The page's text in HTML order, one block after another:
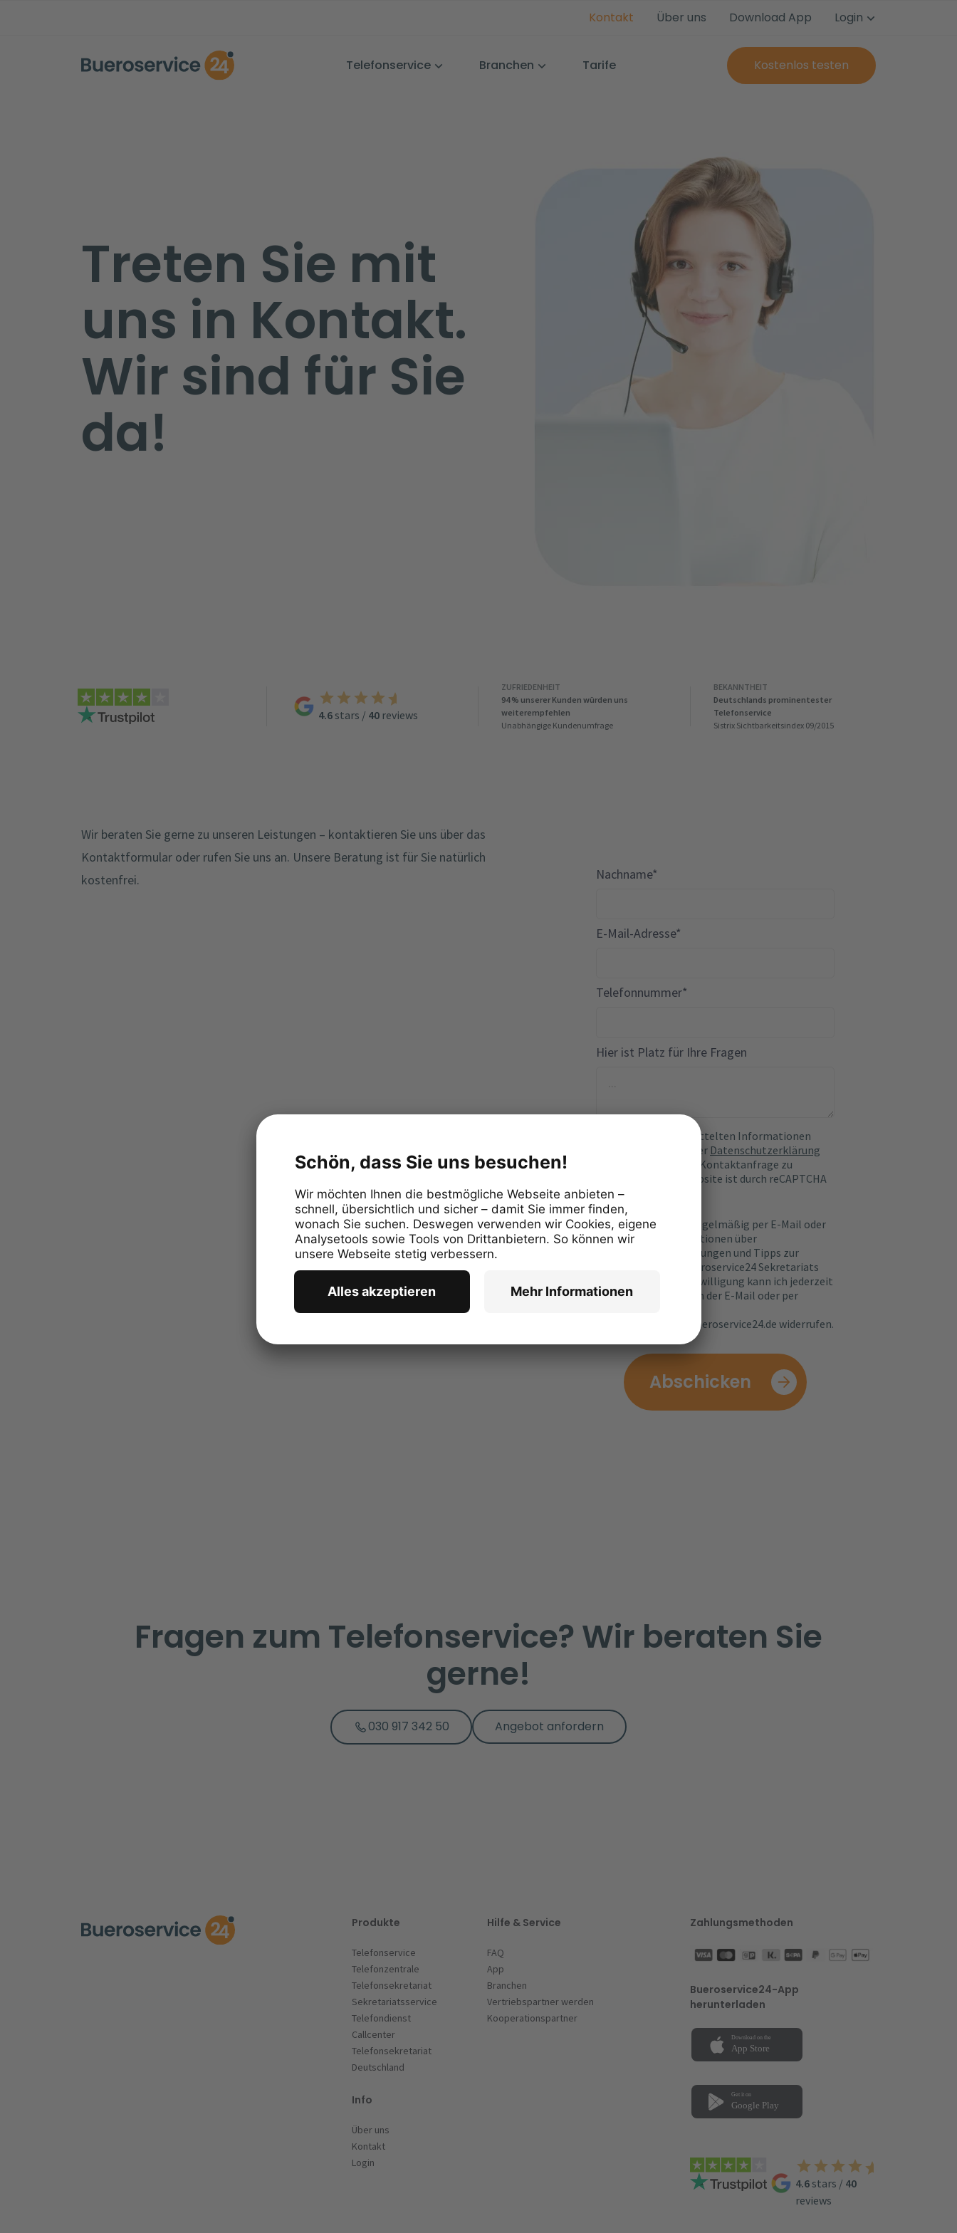
Kontakt Über uns Download App Login
Telefonservice Branchen Tarife Kostenlos testen
Treten Sie mit
uns in Kontakt.
Wir sind für Sie
da!
4.6stars / 40reviews
ZUFRIEDENHEIT
94 % unserer Kunden würden uns
weiterempfehlen
Unabhängige Kundenumfrage
BEKANNTHEIT
Deutschlands prominentester
Telefonservice
Sistrix Sichtbarkeitsindex 09/2015
Wir beraten Sie gerne zu unseren Leistungen – kontaktieren Sie uns über das
Kontaktformular oder rufen Sie uns an. Unsere Beratung ist für Sie natürlich
kostenfrei.
Nachname*
E-Mail-Adresse*
Telefonnummer*
Hier ist Platz für Ihre Fragen
Die von Ihnen übermittelten Informationen
werden gemäß unserer Datenschutzerklärung
gespeichert, um Ihre Kontaktanfrage zu
bearbeiten. Diese Website ist durch reCAPTCHA
geschützt.
Ja, ich möchte regelmäßig per E-Mail oder
Telefon Informationen über
Produktentwicklungen und Tipps zur
Nutzung des Bueroservice24 Sekretariats
erhalten. Die Einwilligung kann ich jederzeit
über einen Link in der E-Mail oder per
datenschutz@bueroservice24.de widerrufen.
Abschicken
Fragen zum Telefonservice? Wir beraten Sie
gerne!
030 917 342 50 Angebot anfordern
Produkte
Telefonservice
Telefonzentrale
Telefonsekretariat
Sekretariatsservice
Telefondienst
Callcenter
Telefonsekretariat
Deutschland
Info
Über uns
Kontakt
Login
Hilfe & Service
FAQ
App
Branchen
Vertriebspartner werden
Kooperationspartner
Zahlungsmethoden
Bueroservice24-App
herunterladen
4.6stars / 40
reviews